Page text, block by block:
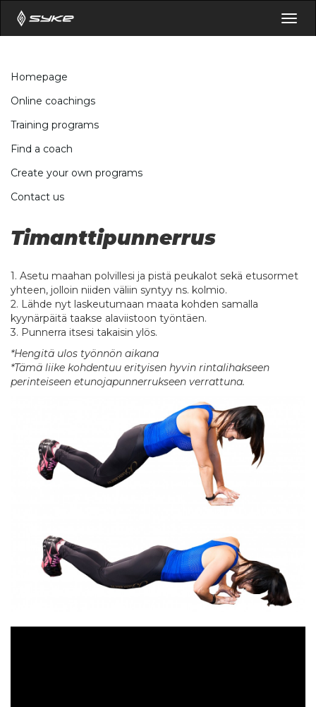
Homepage
Online coachings
Training programs
Find a coach
Create your own programs
Contact us
Timanttipunnerrus
1. Asetu maahan polvillesi ja pistä peukalot sekä etusormet
yhteen, jolloin niiden väliin syntyy ns. kolmio.
2. Lähde nyt laskeutumaan maata kohden samalla
kyynärpäitä taakse alaviistoon työntäen.
3. Punnerra itsesi takaisin ylös.
*Hengitä ulos työnnön aikana
*Tämä liike kohdentuu erityisen hyvin rintalihakseen
perinteiseen etunojapunnerrukseen verrattuna.